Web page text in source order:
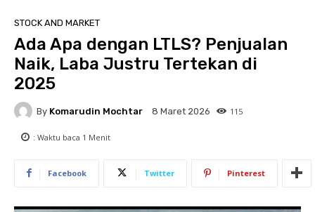
STOCK AND MARKET
Ada Apa dengan LTLS? Penjualan
Naik, Laba Justru Tertekan di
2025
By Komarudin Mochtar 8 Maret 2026 115
: Waktu baca 1 Menit
Facebook Twitter Pinterest